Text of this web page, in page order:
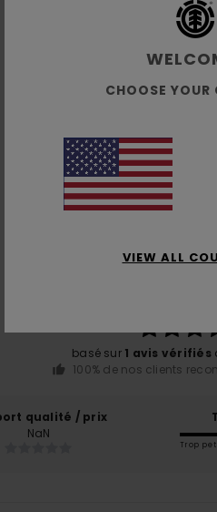
basé sur 1 avis vérifiés
100% de nos clients
qualité / prix
NaN
Trop
CHOOSE YOUR
VIEW ALL